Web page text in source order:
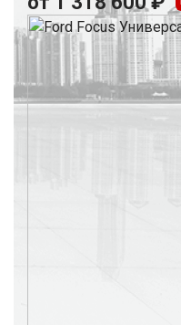
Акции
Такси в кредит
Подбор авто
Спецпредложения